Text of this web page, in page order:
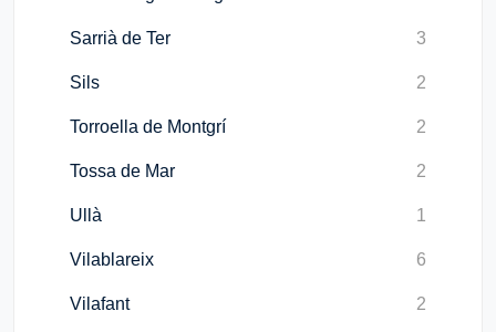
Sarrià de Ter 3
Sils 2
Torroella de Montgrí 2
Tossa de Mar 2
Ullà 1
Vilablareix 6
Vilafant 2